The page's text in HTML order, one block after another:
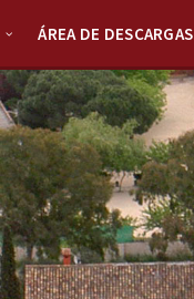
ÁREA DE DESCARGAS